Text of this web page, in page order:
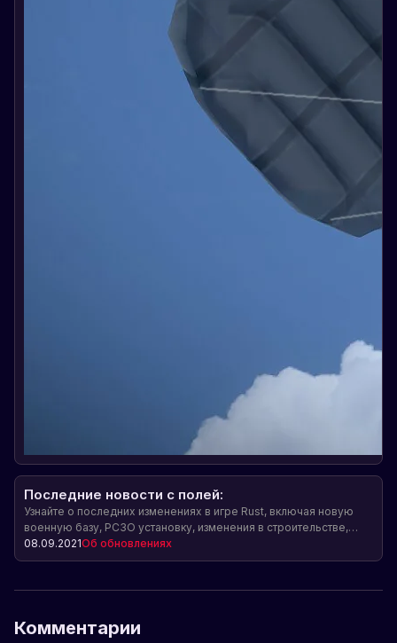
Последние новости с полей:
Узнайте о последних изменениях в игре Rust, включая новую
военную базу, РСЗО установку, изменения в строительстве,
кемпер-машинах и многое другое!
08.09.2021Об обновлениях
Комментарии